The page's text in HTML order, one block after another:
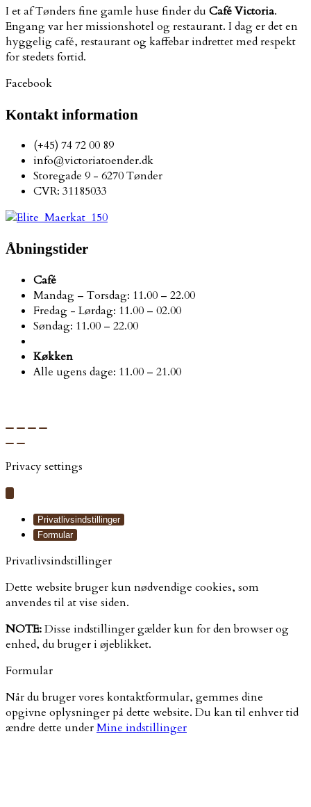
I et af Tønders fine gamle huse finder du Café Victoria.
Engang var her missionshotel og restaurant. I dag er det en
hyggelig café, restaurant og kaffebar indrettet med respekt
for stedets fortid.
Facebook
Kontakt information
(+45) 74 72 00 89
info@victoriatoender.dk
Storegade 9 - 6270 Tønder
CVR: 31185033
Åbningstider
Café
Mandag – Torsdag: 11.00 – 22.00 ​
Fredag - Lørdag: 11.00 – 02.00 ​
Søndag: 11.00 – 22.00 ​
Køkken
Alle ugens dage: 11.00 – 21.00
Privacy settings
Privatlivsindstillinger
Formular
Privatlivsindstillinger
Dette website bruger kun nødvendige cookies, som
anvendes til at vise siden.
NOTE:Disse indstillinger gælder kun for den browser og
enhed, du bruger i øjeblikket.
Formular
Når du bruger vores kontaktformular, gemmes dine
opgivne oplysninger på dette website. Du kan til enhver tid
ændre dette underMine indstillinger